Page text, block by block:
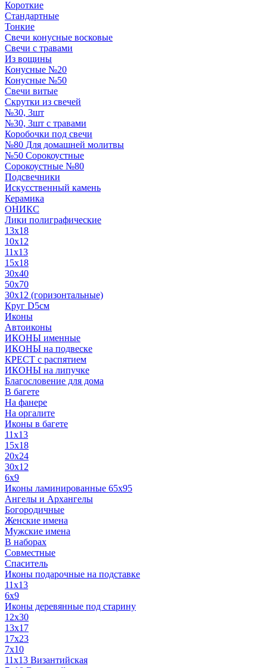
Короткие
Стандартные
Тонкие
Свечи конусные восковые
Свечи с травами
Из вощины
Конусные №20
Конусные №50
Свечи витые
Скрутки из свечей
№30, 3шт
№30, 3шт с травами
Коробочки под свечи
№80 Для домашней молитвы
№50 Сорокоустные
Сорокоустные №80
Подсвечники
Искусственный камень
Керамика
ОНИКС
Лики полиграфические
13x18
10x12
11х13
15х18
30x40
50x70
30x12 (горизонтальные)
Круг D5см
Иконы
Автоиконы
ИКОНЫ именные
ИКОНЫ на подвеске
КРЕСТ с распятием
ИКОНЫ на липучке
Благословение для дома
В багете
На фанере
На оргалите
Иконы в багете
11x13
15x18
20x24
30х12
6x9
Иконы ламинированные 65x95
Ангелы и Архангелы
Богородичные
Женские имена
Мужские имена
В наборах
Совместные
Спаситель
Иконы подарочные на подставке
11x13
6x9
Иконы деревянные под старину
12х30
13x17
17x23
7x10
11x13 Византийская